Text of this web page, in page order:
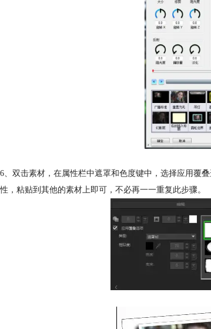
6、双击素材，在属性栏中遮罩和色度键中，选择应用覆
性，粘贴到其他的素材上即可，不必再一一重复此步骤。